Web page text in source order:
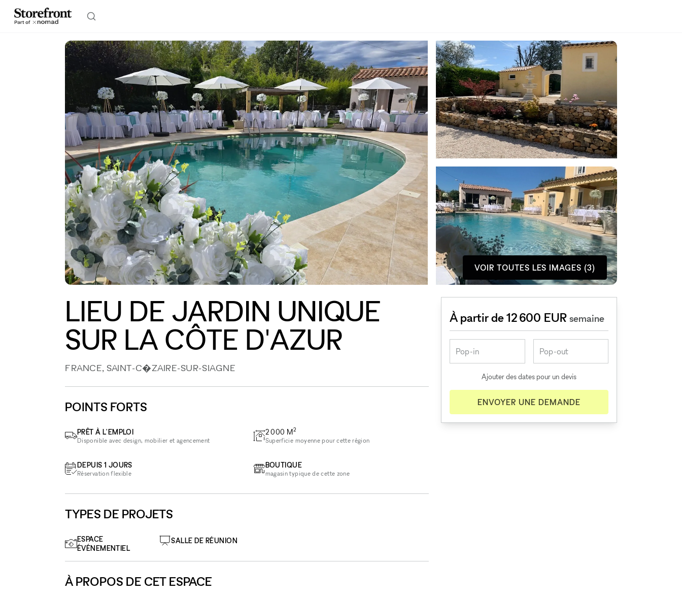
VOIR TOUTES LES IMAGES (3)
LIEU DE JARDIN UNIQUE
SUR LA CÔTE D'AZUR
FRANCE, SAINT-C�ZAIRE-SUR-SIAGNE
POINTS FORTS
PRÊT À L'EMPLOI
Disponible avec design, mobilier et agencement
DEPUIS 1 JOURS
Réservation flexible
2 000 M2
Superficie moyenne pour cette région
BOUTIQUE
magasin typique de cette zone
TYPES DE PROJETS
ESPACE
ÉVÉNEMENTIEL
SALLE DE RÉUNION
À PROPOS DE CET ESPACE
À partir de 12 600 EURsemaine
Ajouter des dates pour un devis
ENVOYER UNE DEMANDE